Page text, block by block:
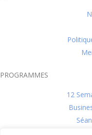
PROGRAMMES
12